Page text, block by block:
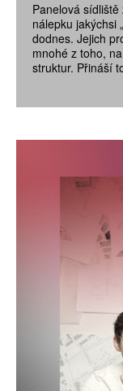
Panelová
nálepku jakýchsi
dodnes. Jejich
mnohé z toho,
struktur. Přináší